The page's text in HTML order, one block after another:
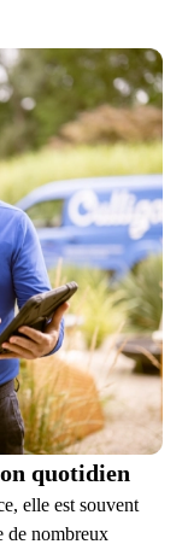
quotidien
elle est souvent
de nombreux